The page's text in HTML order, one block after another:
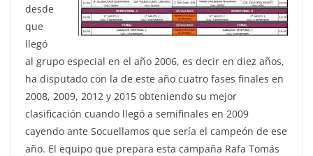
desde
que
llegó
al grupo especial en el año 2006, es decir en diez años,
ha disputado con la de este año cuatro fases finales en
2008, 2009, 2012 y 2015 obteniendo su mejor
clasificación cuando llegó a semifinales en 2009
cayendo ante Socuellamos que sería el campeón de ese
año. El equipo que prepara esta campaña Rafa Tomás